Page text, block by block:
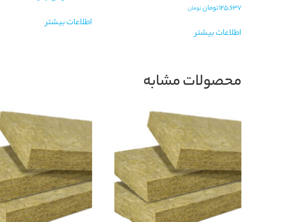
125,637تومانتومان
اطلاعات بیشتر
اطلاعات بیشتر
محصولات مشابه